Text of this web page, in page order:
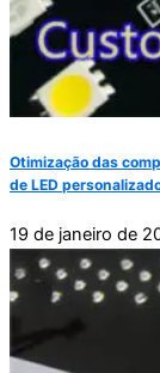
Otimização das
de LED
19 de janeiro de